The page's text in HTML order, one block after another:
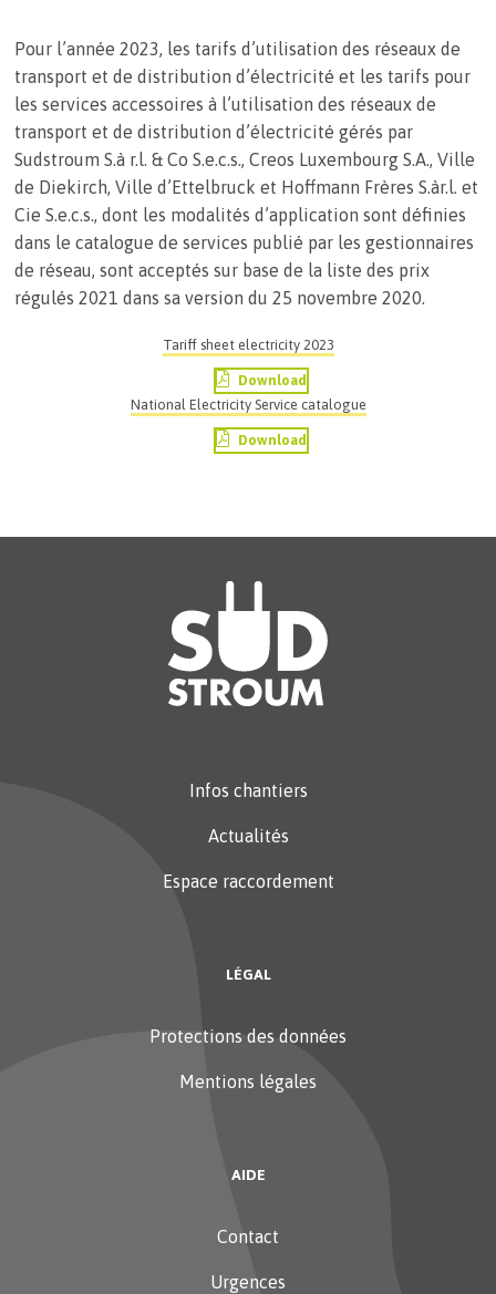
Pour l’année 2023, les tarifs d’utilisation des réseaux de
transport et de distribution d’électricité et les tarifs pour
les services accessoires à l’utilisation des réseaux de
transport et de distribution d’électricité gérés par
Sudstroum S.à r.l. & Co S.e.c.s., Creos Luxembourg S.A., Ville
de Diekirch, Ville d’Ettelbruck et Hoffmann Frères S.àr.l. et
Cie S.e.c.s., dont les modalités d’application sont définies
dans le catalogue de services publié par les gestionnaires
de réseau, sont acceptés sur base de la liste des prix
régulés 2021 dans sa version du 25 novembre 2020.
Tariff sheet electricity 2023
Download
National Electricity Service catalogue
Download
Infos chantiers
Actualités
Espace raccordement
LÉGAL
Protections des données
Mentions légales
AIDE
Contact
Urgences